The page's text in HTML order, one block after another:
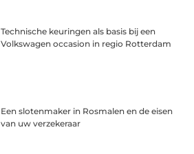
Technische keuringen als basis bij een
Volkswagen occasion in regio Rotterdam
Een slotenmaker in Rosmalen en de eisen
van uw verzekeraar